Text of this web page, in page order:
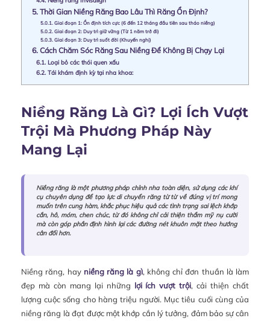
5. Thời Gian Niềng Răng Bao Lâu Thì Răng Ổn Định?
5.0.1. Giai đoạn 1: Ổn định tích cực (6 đến 12 tháng đầu tiên sau tháo niềng)
5.0.2. Giai đoạn 2: Duy trì giữ vững (Từ 1 năm trở đi)
5.0.3. Giai đoạn 3: Duy trì suốt đời (Khuyến nghị)
6. Cách Chăm Sóc Răng Sau Niềng Để Không Bị Chạy Lại
6.1. Loại bỏ các thói quen xấu
6.2. Tái khám định kỳ tại nha khoa:
Niềng Răng Là Gì? Lợi Ích Vượt
Trội Mà Phương Pháp Này
Mang Lại
Niềng răng là một phương pháp chỉnh nha toàn diện, sử dụng các khí
cụ chuyên dụng để tạo lực di chuyển răng từ từ về đúng vị trí mong
muốn trên cung hàm, khắc phục hiệu quả các tình trạng sai lệch khớp
cắn, hô, móm, chen chúc, từ đó không chỉ cải thiện thẩm mỹ nụ cười
mà còn góp phần định hình lại các đường nét khuôn mặt theo hướng
cân đối hơn.
Niềng răng, hay niềng răng là gì, không chỉ đơn thuần là làm
đẹp mà còn mang lại những lợi ích vượt trội, cải thiện chất
lượng cuộc sống cho hàng triệu người. Mục tiêu cuối cùng của
niềng răng là đạt được một khớp cắn lý tưởng, đảm bảo sự cân